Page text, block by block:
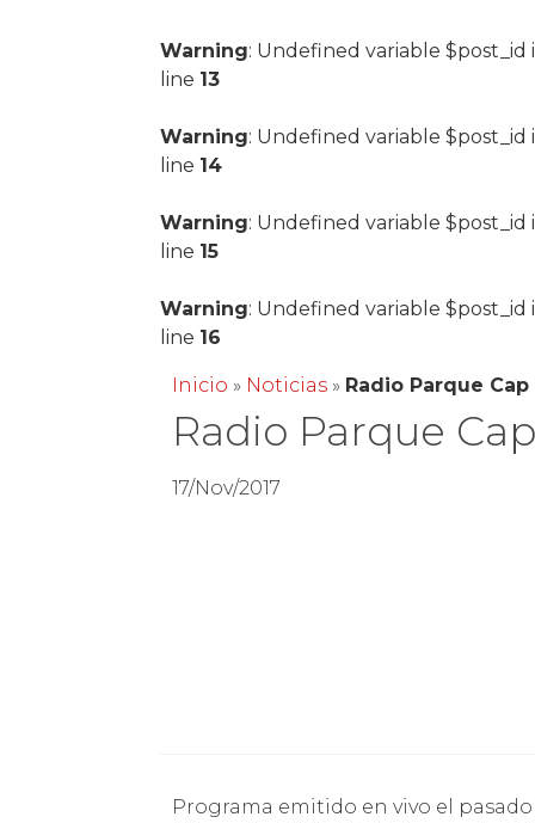
Warning: Undefined variable $post_id
line 13
Warning: Undefined variable $post_id
line 14
Warning: Undefined variable $post_id
line 15
Warning: Undefined variable $post_id
line 16
Inicio » Noticias » Radio Parque Cap
Radio Parque
17/Nov/2017
Programa emitido en vivo el pasado jueves 16 de noviembre por las ondas de Radio